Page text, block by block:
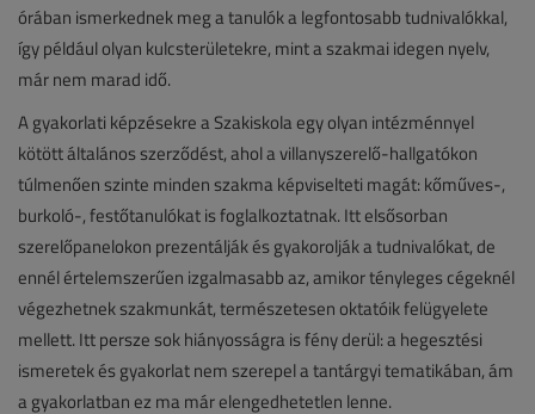
órában ismerkednek meg a tanulók a legfontosabb tudnivalókkal,
így például olyan kulcsterületekre, mint a szakmai idegen nyelv,
már nem marad idő.
A gyakorlati képzésekre a Szakiskola egy olyan intézménnyel
kötött általános szerződést, ahol a villanyszerelő-hallgatókon
túlmenően szinte minden szakma képviselteti magát: kőműves-,
burkoló-, festőtanulókat is foglalkoztatnak. Itt elsősorban
szerelőpanelokon prezentálják és gyakorolják a tudnivalókat, de
ennél értelemszerűen izgalmasabb az, amikor tényleges cégeknél
végezhetnek szakmunkát, természetesen oktatóik felügyelete
mellett. Itt persze sok hiányosságra is fény derül: a hegesztési
ismeretek és gyakorlat nem szerepel a tantárgyi tematikában, ám
a gyakorlatban ez ma már elengedhetetlen lenne.